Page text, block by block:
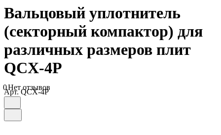
Вальцовый уплотнитель
(секторный компактор) для
различных размеров плит
QCX-4P
0Нет отзывов
Арт.QCX-4P